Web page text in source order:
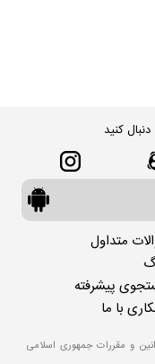
کنید
متداول
پیشرفته
با ما
و مقررات جمهوری اسلامی